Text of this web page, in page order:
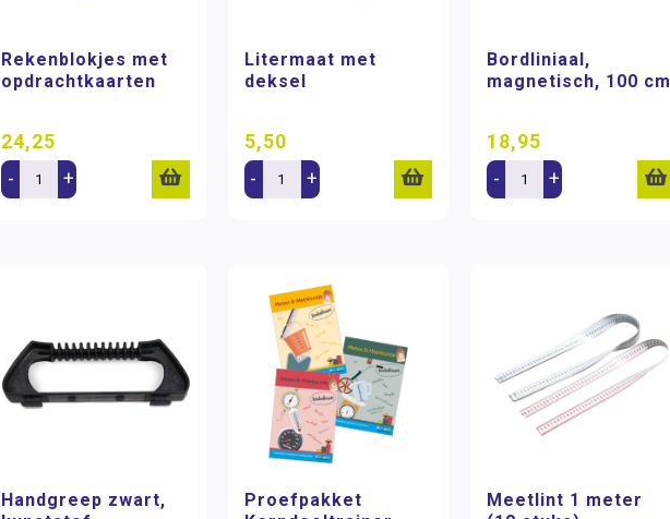
Rekenblokjes met
opdrachtkaarten
24,25
- +
Litermaat met
deksel
5,50
- +
Bordliniaal,
magnetisch, 100 cm
18,95
- +
Handgreep zwart,
Proefpakket
Meetlint 1 meter